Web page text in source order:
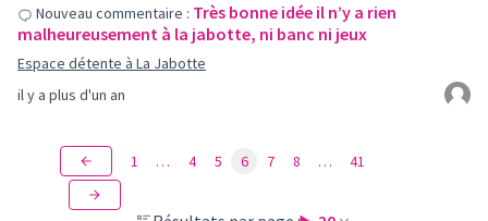
il y a plus d'un an
Nouveau commentaire : Très bonne idée il n’y a rien
malheureusement à la jabotte, ni banc ni jeux
Espace détente à La Jabotte
1 … 4 5 6 7 8 … 41